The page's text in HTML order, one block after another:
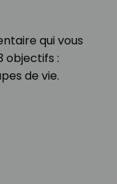
qui vous
objectifs :
de vie.